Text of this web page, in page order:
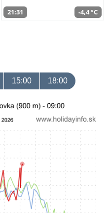
21:31 -4,4 °C
15:00 18:00